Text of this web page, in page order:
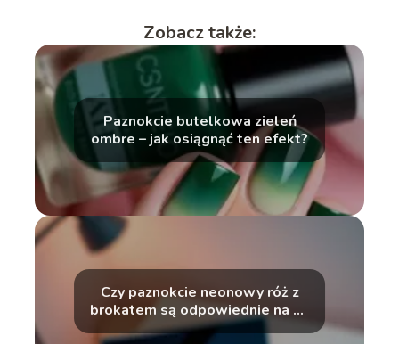
Zobacz także:
Paznokcie butelkowa zieleń
ombre – jak osiągnąć ten efekt?
Czy paznokcie neonowy róż z
brokatem są odpowiednie na co
dzień?